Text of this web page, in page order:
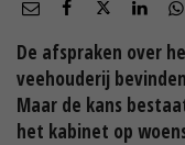
De afspraken over
veehouderij
Maar de kans
het kabinet op